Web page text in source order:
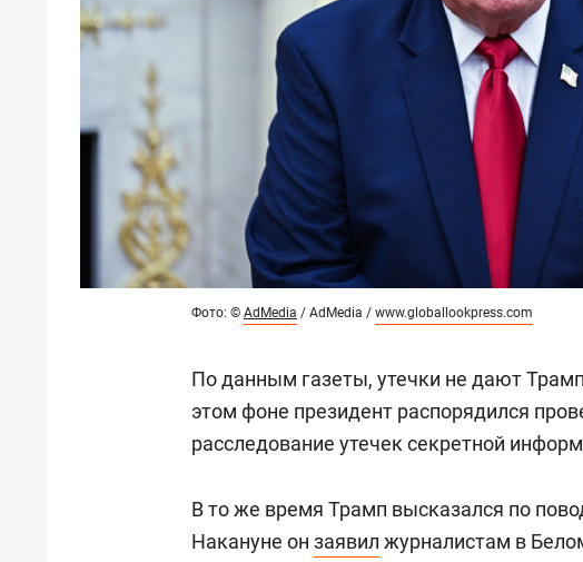
Фото: © AdMedia / AdMedia / www.globallookpress.com
По данным газеты, утечки не дают
этом фоне президент распорядился
расследование утечек секретной
В то же время Трамп высказался по
Накануне он заявил журналистам в